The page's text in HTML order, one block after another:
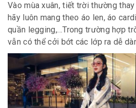
Vào mùa xuân, tiết trời thường
hãy luôn mang theo áo len, áo
quần legging,…Trong trường hợp
vẫn có thể cởi bớt các lớp ra dễ